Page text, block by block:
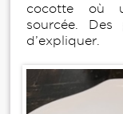
cocotte où
sourcée.
d’expliquer.